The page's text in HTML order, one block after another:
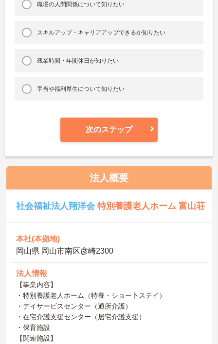
職場の人間関係について知りたい
スキルアップ・キャリアアップできるか知りたい
残業時間・年間休日が知りたい
手当や福利厚生について知りたい
次のステップ
法人概要
社会福祉法人翔洋会特別養護老人ホーム 富山荘
本社(本拠地)
岡山県 岡山市南区彦崎2300
法人情報
【事業内容】
・特別養護老人ホーム（特養・ショー卜ステイ）
・デイサービスセンター（通所介護）
・在宅介護支援センター（居宅介護支援）
・保育施設
【関連施設】